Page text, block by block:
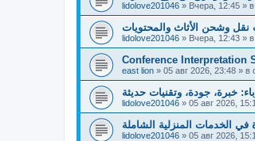
lidolove201046 » Вчера, 12:45 »
وشحن الأثاث والمحتويات
lidolove201046 » Вчера, 12:43 »
Conference Interpretation
east lion » 05 авг 2026, 23:48 » в
خبرة، جودة، وتقنيات حديثة
lidolove201046 » 05 авг 2026,
الخدمات المنزلية الشاملة
lidolove201046 » 05 авг 2026,